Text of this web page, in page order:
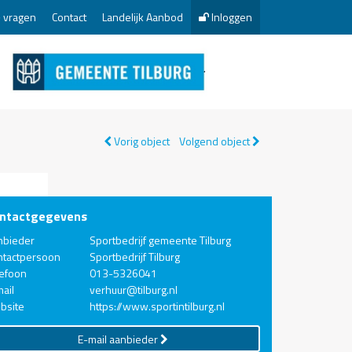
Contact Landelijk Aanbod Inloggen
Vorig object Volgend object
Sportbedrijf gemeente Tilburg
Sportbedrijf Tilburg
013-5326041
verhuur@tilburg.nl
https://www.sportintilburg.nl
E-mail aanbieder